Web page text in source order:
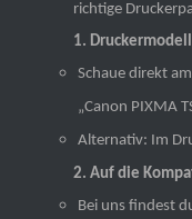
richtige
1.
Schaue direkt
„Canon PIXMA
Alternativ: Im
2. Auf die
Bei uns findest